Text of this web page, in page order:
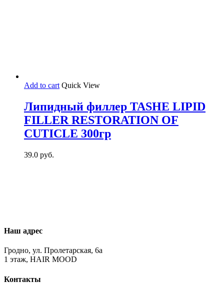
Add to cart Quick View
Липидный филлер TASHE LIPID
FILLER RESTORATION OF
CUTICLE 300гр
39.0 руб.
Наш адрес
Гродно, ул. Пролетарская, 6а
1 этаж, HAIR MOOD
Контакты